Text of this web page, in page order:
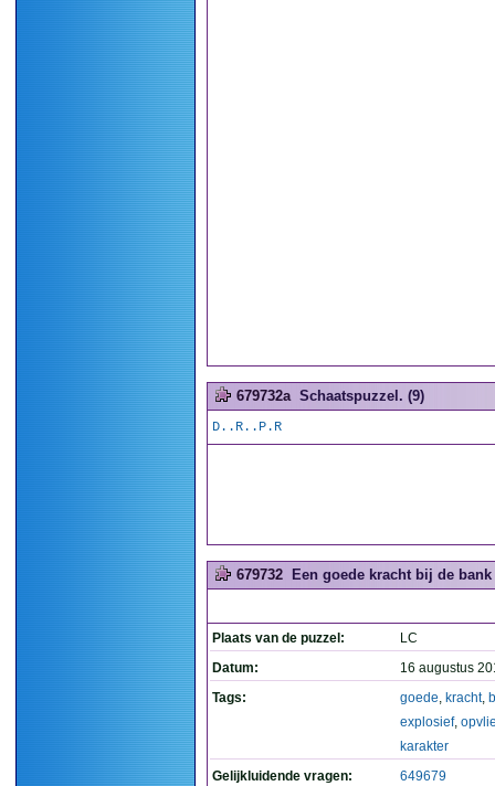
679732a Schaatspuzzel. (9)
D..R..P.R
679732 Een goede kracht bij de
Plaats van de puzzel:
LC
Datum:
16 augustus
Tags:
goede, kracht,
explosief,
karakter
Gelijkluidende vragen:
649679